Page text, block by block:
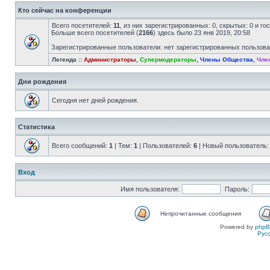
Кто сейчас на конференции
Всего посетителей: 11 , из них зарегистрированных: 0, скрытых: 0 и
Больше всего посетителей (2166) здесь было 23 янв 2019, 20:58
Зарегистрированные пользователи: нет зарегистрированных
Легенда :: Администраторы Супермодераторы Члены Общества
Дни рождения
Сегодня нет дней рождения.
Статистика
Всего сообщений: 1 | Тем: 1 | Пользователей: 6 | Новый пользователь:
Вход
Имя пользователя: Пароль:
Непрочитанные сообщения
Powered by